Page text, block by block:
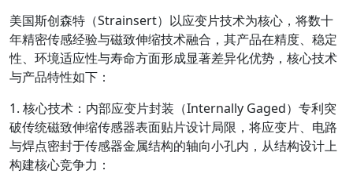
美国斯创森特（Strainsert）以应变片技术为核心，将数十
年精密传感经验与磁致伸缩技术融合，其产品在精度、稳定
性、环境适应性与寿命方面形成显著差异化优势，核心技术
与产品特性如下：
1. 核心技术：内部应变片封装（Internally Gaged）专利突
破传统磁致伸缩传感器表面贴片设计局限，将应变片、电路
与焊点密封于传感器金属结构的轴向小孔内，从结构设计上
构建核心竞争力：